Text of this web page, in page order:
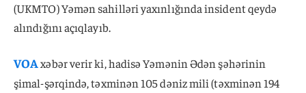
(UKMTO) Yəmən sahilləri yaxınlığında insident qeydə
alındığını açıqlayıb.
VOAxəbər verir ki, hadisə Yəmənin Ədən şəhərinin
şimal-şərqində, təxminən 105 dəniz mili (təxminən 194